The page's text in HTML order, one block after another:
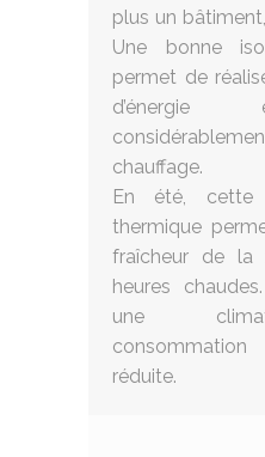
plus un
Une bonne
permet de
d’énergie
chauffage.
En été, cette
thermique
fraîcheur de la
heures
une
réduite.